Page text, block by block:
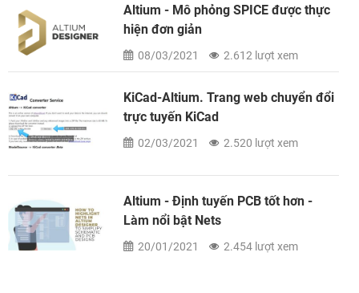
Altium - Mô phỏng SPICE được thực
hiện đơn giản
08/03/2021 2.612 lượt xem
KiCad-Altium. Trang web chuyển đổi
trực tuyến KiCad
02/03/2021 2.520 lượt xem
Altium - Định tuyến PCB tốt hơn -
Làm nổi bật Nets
20/01/2021 2.454 lượt xem